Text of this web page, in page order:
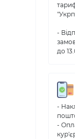
-
до
-
-